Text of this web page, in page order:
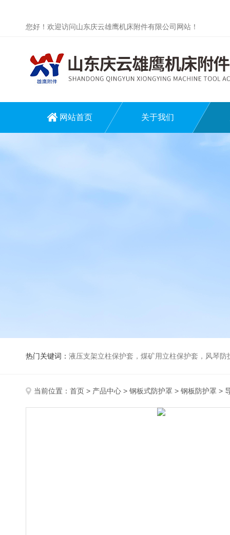
您好！欢迎访问山东庆云雄鹰机床附件有限公司网站！
网站首页 关于我们
热门关键词： 液压支架立柱保护套，煤矿用立柱保护套，风琴
当前位置： 首页 > 产品中心 > 钢板式防护罩 > 钢板防护罩 >